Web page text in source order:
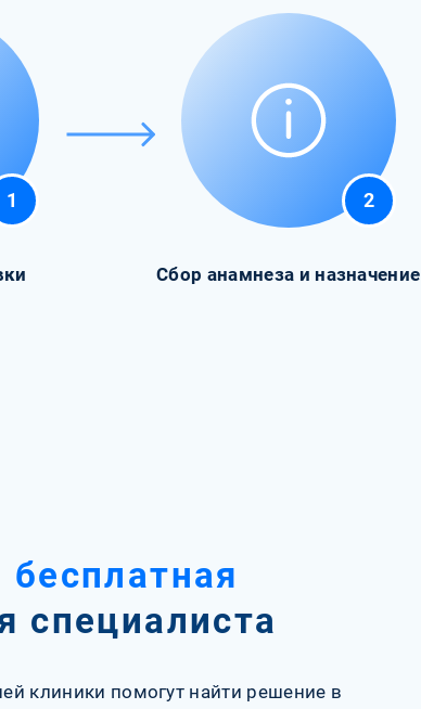
1 2
Сбор анамнеза и назначение
бесплатная
специалиста
клиники помогут найти решение в